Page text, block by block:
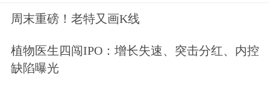
周末重磅！老特又画K线
植物医生四闯IPO：增长失速、突击分红、内控
缺陷曝光